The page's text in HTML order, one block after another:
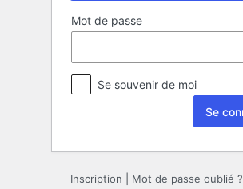
Mot de passe
Se souvenir de moi
Inscription Mot de passe oublié ?